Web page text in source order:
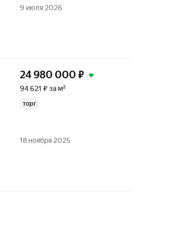
9 июля 2026
24 980 000 ₽
94 621 ₽ за м²
торг
18 ноября 2025